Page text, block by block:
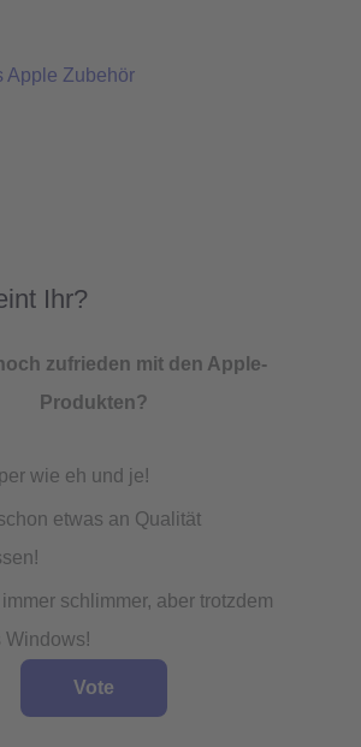
Apple Zubehör
Ihr?
zufrieden mit den Apple-
Produkten?
wie eh und je!
etwas an Qualität
schlimmer, aber trotzdem
Windows!